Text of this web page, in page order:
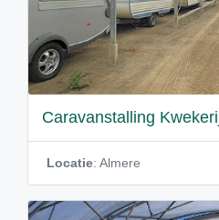
Caravanstalling
Locatie: Almere